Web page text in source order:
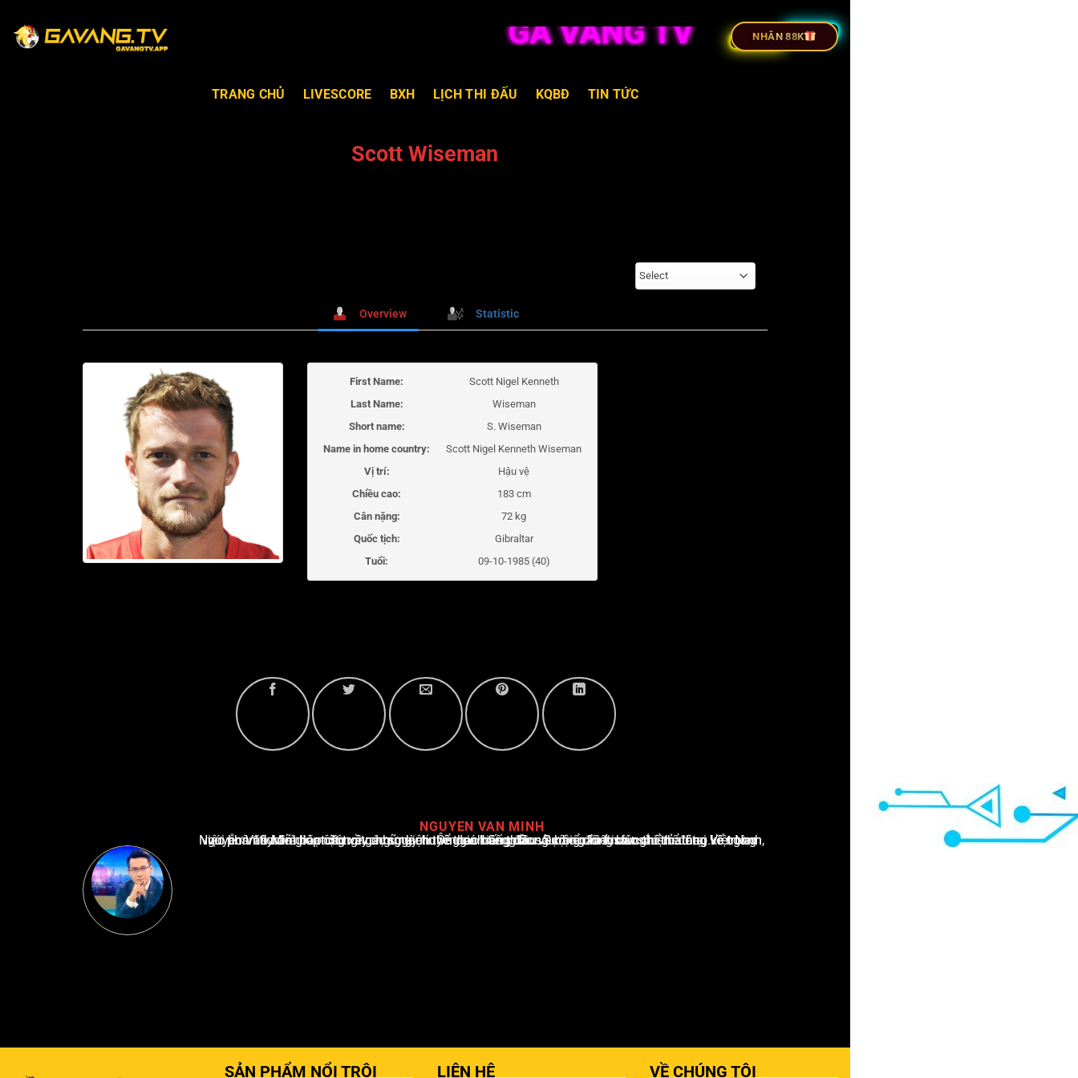
GÀ VÀNG TV TRỰC TIẾP BÓNG ĐÁ
NHÂN 88K
TRANG CHỦ LIVESCORE BXH LỊCH THI ĐẤU KQBĐ TIN TỨC
Scott Wiseman
Select
Overview Statistic
First Name:
Scott Nigel Kenneth
Last Name:
Wiseman
Short name:
S. Wiseman
Name in home country:
Scott Nigel Kenneth Wiseman
Vị trí:
Hậu vệ
Chiều cao:
183 cm
Cân nặng:
72 kg
Quốc tịch:
Gibraltar
Tuổi:
09-10-1985 (40)
NGUYEN VAN MINH
Nguyễn Văn Minh là một trong những chuyên gia hàng đầu về báo cáo tin tức thể thao tại Việt Nam, với hơn 10 năm hoạt động trong ngành. Ông có kiến thức sâu rộng và kinh nghiệm đáng kể trong việc phân tích và báo cáo về các sự kiện thể thao hàng đầu. Sự hiểu biết sâu sắc của ông về ngành này đã giúp ông xây dựng uy tín và danh tiếng trong cộng đồng báo chí thể thao.
SẢN PHẨM NỔI TRỘI LIÊN HỆ VỀ CHÚNG TÔI